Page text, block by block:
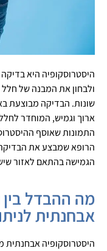
היסטרוסקופיה היא
ולבחון את המבנה של
שונות. הבדיקה מבוצעת
ארוך וגמיש, המוחדר
התמונות שאוסף
הרופא שמבצע את הבדיקה
הגמישה בהתאם לאזור
מה ההבדל בין
אבחנתית
היסטרוסקופיה